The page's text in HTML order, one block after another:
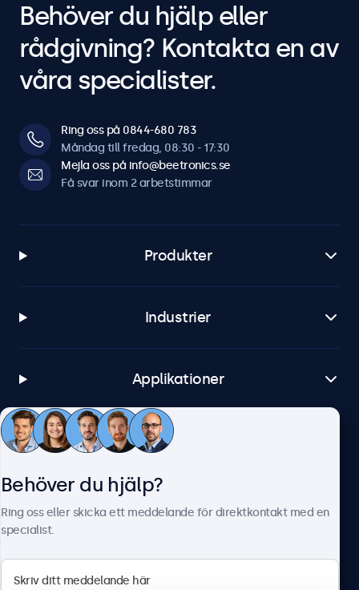
Behöver du hjälp eller
rådgivning? Kontakta en av
våra specialister.
Ring oss på 0844-680 783
Måndag till fredag, 08:30 - 17:30
Mejla oss på info@beetronics.se
Få svar inom 2 arbetstimmar
Produkter
Industrier
Applikationer
Kundtjänst
Behöver du hjälp?
Ring oss eller skicka ett meddelande för direktkontakt med en
specialist.